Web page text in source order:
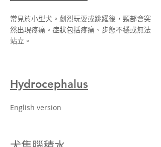
常見於小型犬。劇烈玩耍或跳躍後，頸部會突
然出現疼痛。症狀包括疼痛、步態不穩或無法
站立。
Hydrocephalus
English version